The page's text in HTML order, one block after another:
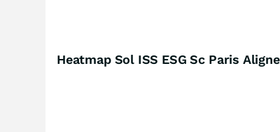
Heatmap Sol ISS ESG Sc Paris